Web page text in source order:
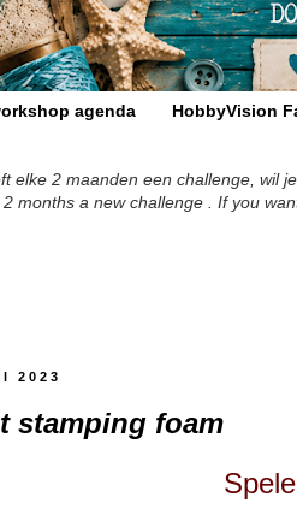
agenda HobbyVision
elke 2 maanden een challenge, wil
months a new challenge . If you
2023
stamping foam